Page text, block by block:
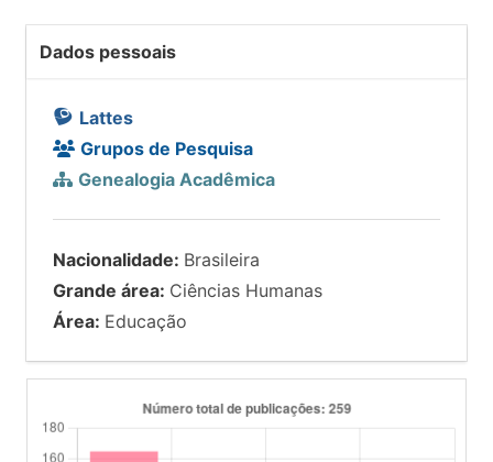
Dados pessoais
Lattes
Grupos de Pesquisa
Genealogia Acadêmica
Nacionalidade: Brasileira
Grande área: Ciências Humanas
Área: Educação